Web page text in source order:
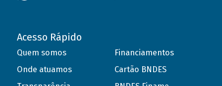
Acesso Rápido
Quem somos
Onde atuamos
Financiamentos
Cartão BNDES